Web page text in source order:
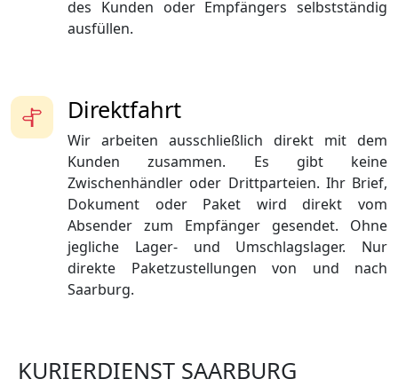
des Kunden oder Empfängers selbstständig
ausfüllen.
Direktfahrt
Wir arbeiten ausschließlich direkt mit dem
Kunden zusammen. Es gibt keine
Zwischenhändler oder Drittparteien. Ihr Brief,
Dokument oder Paket wird direkt vom
Absender zum Empfänger gesendet. Ohne
jegliche Lager- und Umschlagslager. Nur
direkte Paketzustellungen von und nach
Saarburg.
KURIERDIENST SAARBURG